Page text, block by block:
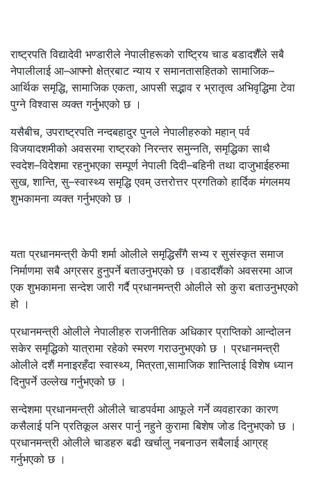
राष्ट्रपति विद्यादेवी भण्डारीले नेपालीहरूको राष्ट्रिय चाड बडादशैँले सबै
नेपालीलाई आ–आफ्नो क्षेत्रबाट न्याय र समानतासहितको सामाजिक–
आर्थिक समृद्धि, सामाजिक एकता, आपसी सद्भाव र भ्रातृत्व अभिवृद्धिमा टेवा
पुग्ने विश्वास व्यक्त गर्नुभएको छ ।
यसैबीच, उपराष्ट्रपति नन्दबहादुर पुनले नेपालीहरुको महान् पर्व
विजयादशमीको अवसरमा राष्ट्रको निरन्तर समुन्नति, समृद्धिका साथै
स्वदेश–विदेशमा रहनुभएका सम्पूर्ण नेपाली दिदी–बहिनी तथा दाजुभाईहरुमा
सुख, शान्ति, सु–स्वास्थ्य समृद्धि एवम् उत्तरोत्तर प्रगतिको हार्दिक मंगलमय
शुभकामना व्यक्त गर्नुभएको छ ।
यता प्रधानमन्त्री केपी शर्मा ओलीले समृद्धिसँगै सभ्य र सुसंस्कृत समाज
निर्माणमा सबै अग्रसर हुनुपर्ने बताउनुभएको छ ।वडादशैंको अवसरमा आज
एक शुभकामना सन्देश जारी गर्दै प्रधानमन्त्री ओलीले सो कुरा बताउनुभएको
हो ।
प्रधानमन्त्री ओलीले नेपालीहरु राजनीतिक अधिकार प्राप्तिको आन्दोलन
सकेर समृद्धिको यात्रामा रहेको स्मरण गराउनुभएको छ । प्रधानमन्त्री
ओलीले दशैं मनाइरहँदा स्वास्थ्य, मित्रता,सामाजिक शान्तिलाई विशेष ध्यान
दिनुपर्ने उल्लेख गर्नुभएको छ ।
सन्देशमा प्रधानमन्त्री ओलीले चाडपर्वमा आफूले गर्ने व्यवहारका कारण
कसैलाई पनि प्रतिकूल असर पार्नु नहुने कुरामा बिशेष जोड दिनुभएको छ ।
प्रधानमन्त्री ओलीले चाडहरु बढी खर्चालु नबनाउन सबैलाई आग्रह्
गर्नुभएको छ ।